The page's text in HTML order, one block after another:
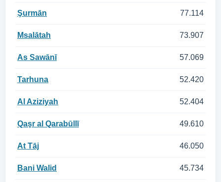
Şurmān 77.114
Msalātah 73.907
As Sawānī 57.069
Tarhuna 52.420
Al Aziziyah 52.404
Qaşr al Qarabūllī 49.610
At Tāj 46.050
Bani Walid 45.734